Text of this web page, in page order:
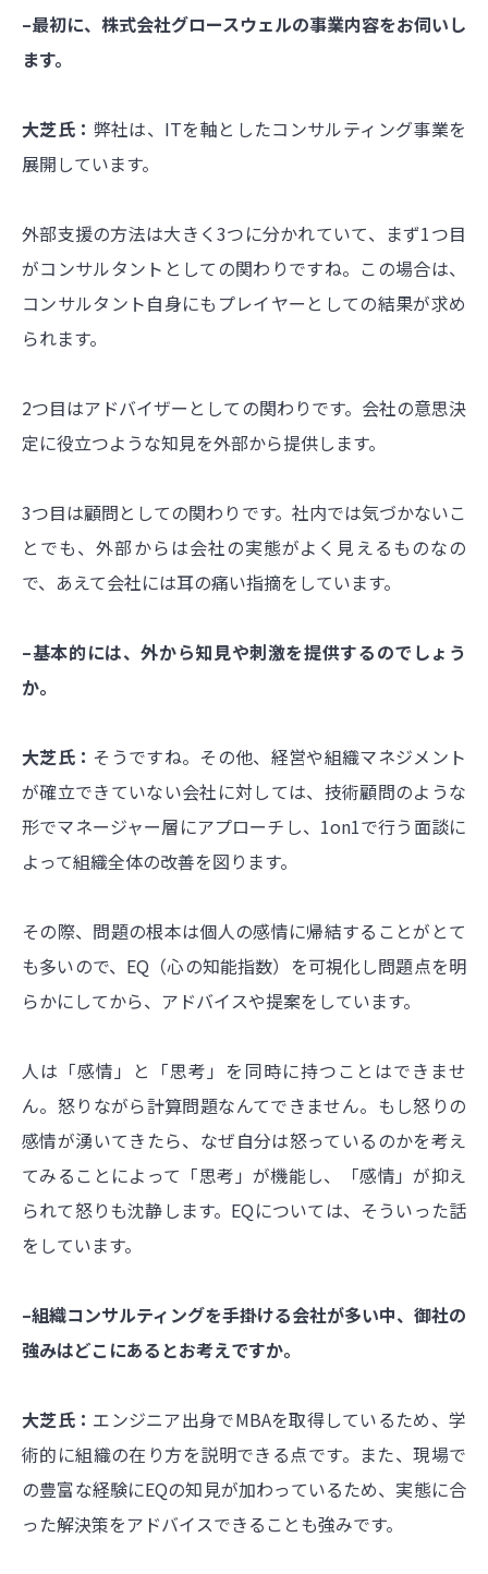
–最初に、株式会社グロースウェルの事業内容をお伺いし
ます。
大芝氏： 弊社は、ITを軸としたコンサルティング事業を
展開しています。
外部支援の方法は大きく3つに分かれていて、まず1つ目
がコンサルタントとしての関わりですね。この場合は、
コンサルタント自身にもプレイヤーとしての結果が求め
られます。
2つ目はアドバイザーとしての関わりです。会社の意思決
定に役立つような知見を外部から提供します。
3つ目は顧問としての関わりです。社内では気づかないこ
とでも、外部からは会社の実態がよく見えるものなの
で、あえて会社には耳の痛い指摘をしています。
–基本的には、外から知見や刺激を提供するのでしょう
か。
大芝氏： そうですね。その他、経営や組織マネジメント
が確立できていない会社に対しては、技術顧問のような
形でマネージャー層にアプローチし、1on1で行う面談に
よって組織全体の改善を図ります。
その際、問題の根本は個人の感情に帰結することがとて
も多いので、EQ（心の知能指数）を可視化し問題点を明
らかにしてから、アドバイスや提案をしています。
人は「感情」と「思考」を同時に持つことはできませ
ん。怒りながら計算問題なんてできません。もし怒りの
感情が湧いてきたら、なぜ自分は怒っているのかを考え
てみることによって「思考」が機能し、「感情」が抑え
られて怒りも沈静します。EQについては、そういった話
をしています。
–組織コンサルティングを手掛ける会社が多い中、御社の
強みはどこにあるとお考えですか。
大芝氏： エンジニア出身でMBAを取得しているため、学
術的に組織の在り方を説明できる点です。また、現場で
の豊富な経験にEQの知見が加わっているため、実態に合
った解決策をアドバイスできることも強みです。